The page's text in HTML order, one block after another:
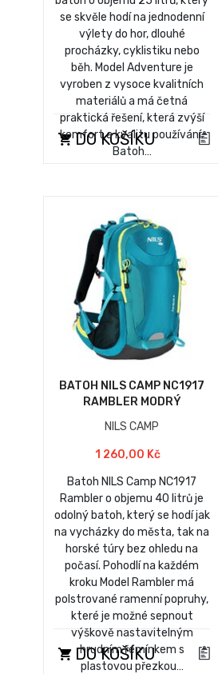
se skvěle hodí na jednodenní
výlety do hor, dlouhé
procházky, cyklistiku nebo
běh. Model Adventure je
vyroben z vysoce kvalitních
materiálů a má četná
praktická řešení, která zvýší
komfort a kvalitu používání.
Batoh…
DO KOŠÍKU
BATOH NILS CAMP NC1917
RAMBLER MODRÝ
NILS CAMP
1 260,00 Kč
Batoh NILS Camp NC1917
Rambler o objemu 40 litrů je
odolný batoh, který se hodí jak
na vycházky do města, tak na
horské túry bez ohledu na
počasí. Pohodlí na každém
kroku Model Rambler má
polstrované ramenní popruhy,
které je možné sepnout
výškově nastavitelným
hrudním řemínkem s
plastovou přezkou…
DO KOŠÍKU